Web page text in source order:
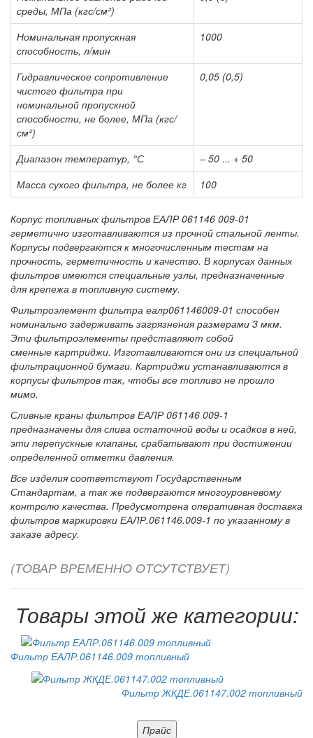
среды, МПа (кгс/см²)
Номинальная пропускная
способность, л/мин
1000
Гидравлическое сопротивление
чистого фильтра при
номинальной пропускной
способности, не более, МПа (кгс/
см²)
0,05 (0,5)
Диапазон температур, °С
– 50 ... + 50
Масса сухого фильтра, не более кг
100
Корпус топливных фильтров ЕАЛР 061146 009-01
герметично изготавливаются из прочной стальной ленты.
Корпусы подвергаются к многочисленным тестам на
прочность, герметичность и качество. В корпусах данных
фильтров имеются специальные узлы, предназначенные
для крепежа в топливную систему.
Фильтроэлемент фильтра еалр061146009-01 способен
номинально задерживать загрязнения размерами 3 мкм.
Эти фильтроэлементы представляют собой
сменные картриджи. Изготавливаются они из специальной
фильтрационной бумаги. Картриджи устанавливаются в
корпусы фильтров так, чтобы все топливо не прошло
мимо.
Сливные краны фильтров ЕАЛР 061146 009-1
предназначены для слива остаточной воды и осадков в ней,
эти перепускные клапаны, срабатывают при достижении
определенной отметки давления.
Все изделия соответствуют Государственным
Стандартам, а так же подвергаются многоуровневому
контролю качества. Предусмотрена оперативная доставка
фильтров маркировки ЕАЛР.061146.009-1 по указанному в
заказе адресу.
(ТОВАР ВРЕМЕННО ОТСУТСТВУЕТ)
Товары этой же категории:
Фильтр ЕАЛР.061146.009 топливный
Фильтр ЖКДЕ.061147.002 топливный
Прайс